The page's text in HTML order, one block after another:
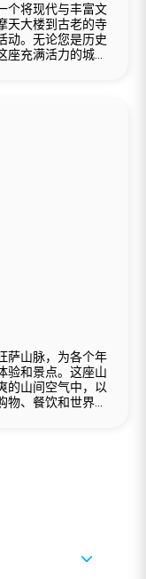
个将现代与丰富文
天大楼到古老的寺
动。无论您是历史
充满活力的城市
萨山脉，为各个年
验和景点。这座山
的山间空气中，以
、餐饮和世界级